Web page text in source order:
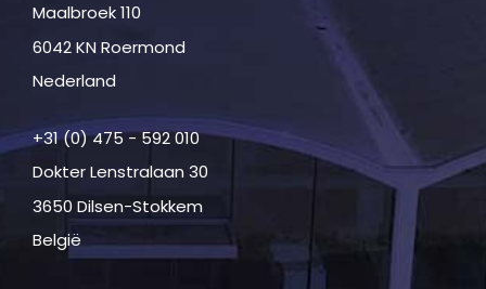
Maalbroek 110
6042 KN Roermond
Nederland
+31 (0) 475 - 592 010
Dokter Lenstralaan 30
3650 Dilsen-Stokkem
België